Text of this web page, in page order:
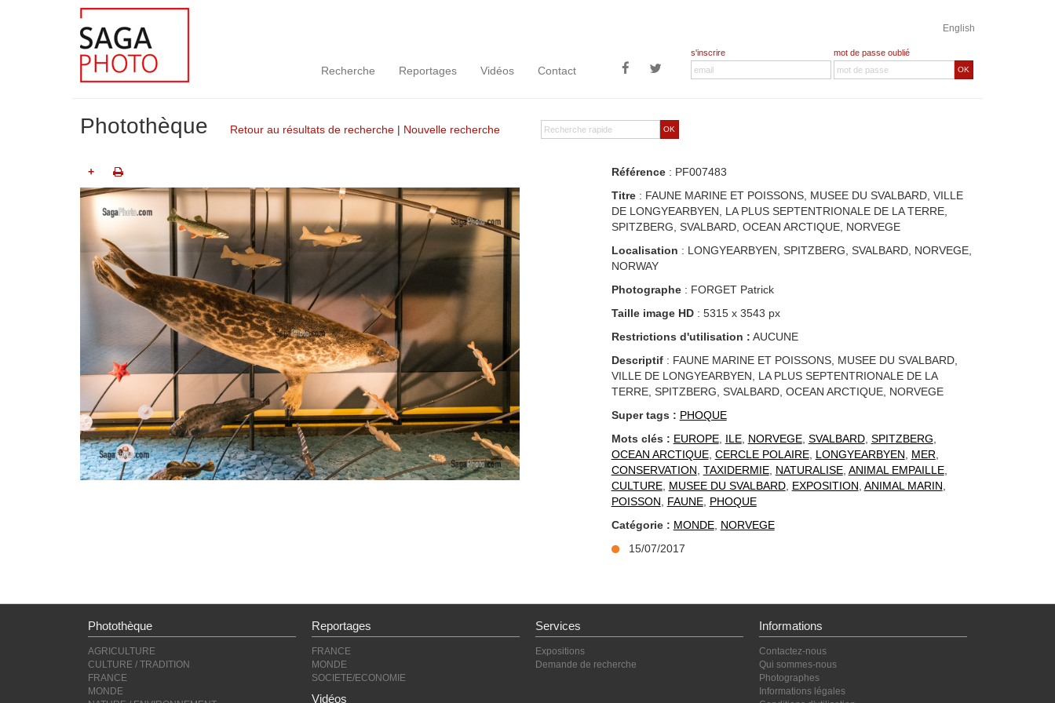
English
Recherche Reportages Vidéos Contact
s'inscrire mot de passe oublié
OK
OK
Photothèque Retour au résultats de recherche | Nouvelle recherche
+ Référence: PF007483
Titre: FAUNE MARINE ET POISSONS, MUSEE DU SVALBARD, VILLE
DE LONGYEARBYEN, LA PLUS SEPTENTRIONALE DE LA TERRE,
SPITZBERG, SVALBARD, OCEAN ARCTIQUE, NORVEGE
Localisation : LONGYEARBYEN, SPITZBERG, SVALBARD, NORVEGE,
NORWAY
Photographe: FORGET Patrick
Taille image HD: 5315 x 3543 px
Restrictions d'utilisation : AUCUNE
Descriptif: FAUNE MARINE ET POISSONS, MUSEE DU SVALBARD,
VILLE DE LONGYEARBYEN, LA PLUS SEPTENTRIONALE DE LA
TERRE, SPITZBERG, SVALBARD, OCEAN ARCTIQUE, NORVEGE
Super tags : PHOQUE
Mots clés : EUROPE, ILE, NORVEGE, SVALBARD, SPITZBERG
OCEAN ARCTIQUE, CERCLE POLAIRE, LONGYEARBYEN MER
CONSERVATION TAXIDERMIE, NATURALISE, ANIMAL EMPAILLE,
CULTURE, MUSEE DU SVALBARD, EXPOSITION ANIMAL MARIN
POISSON
FAUNE, PHOQUE
Catégorie : MONDE, NORVEGE
15/07/2017
Photothèque
AGRICULTURE
CULTURE / TRADITION
FRANCE
MONDE
Reportages
FRANCE
MONDE
SOCIETE/ECONOMIE
Vidéos
Services
Expositions
Demande de recherche
Informations
Contactez-nous
Qui sommes-nous
Photographes
Informations légales